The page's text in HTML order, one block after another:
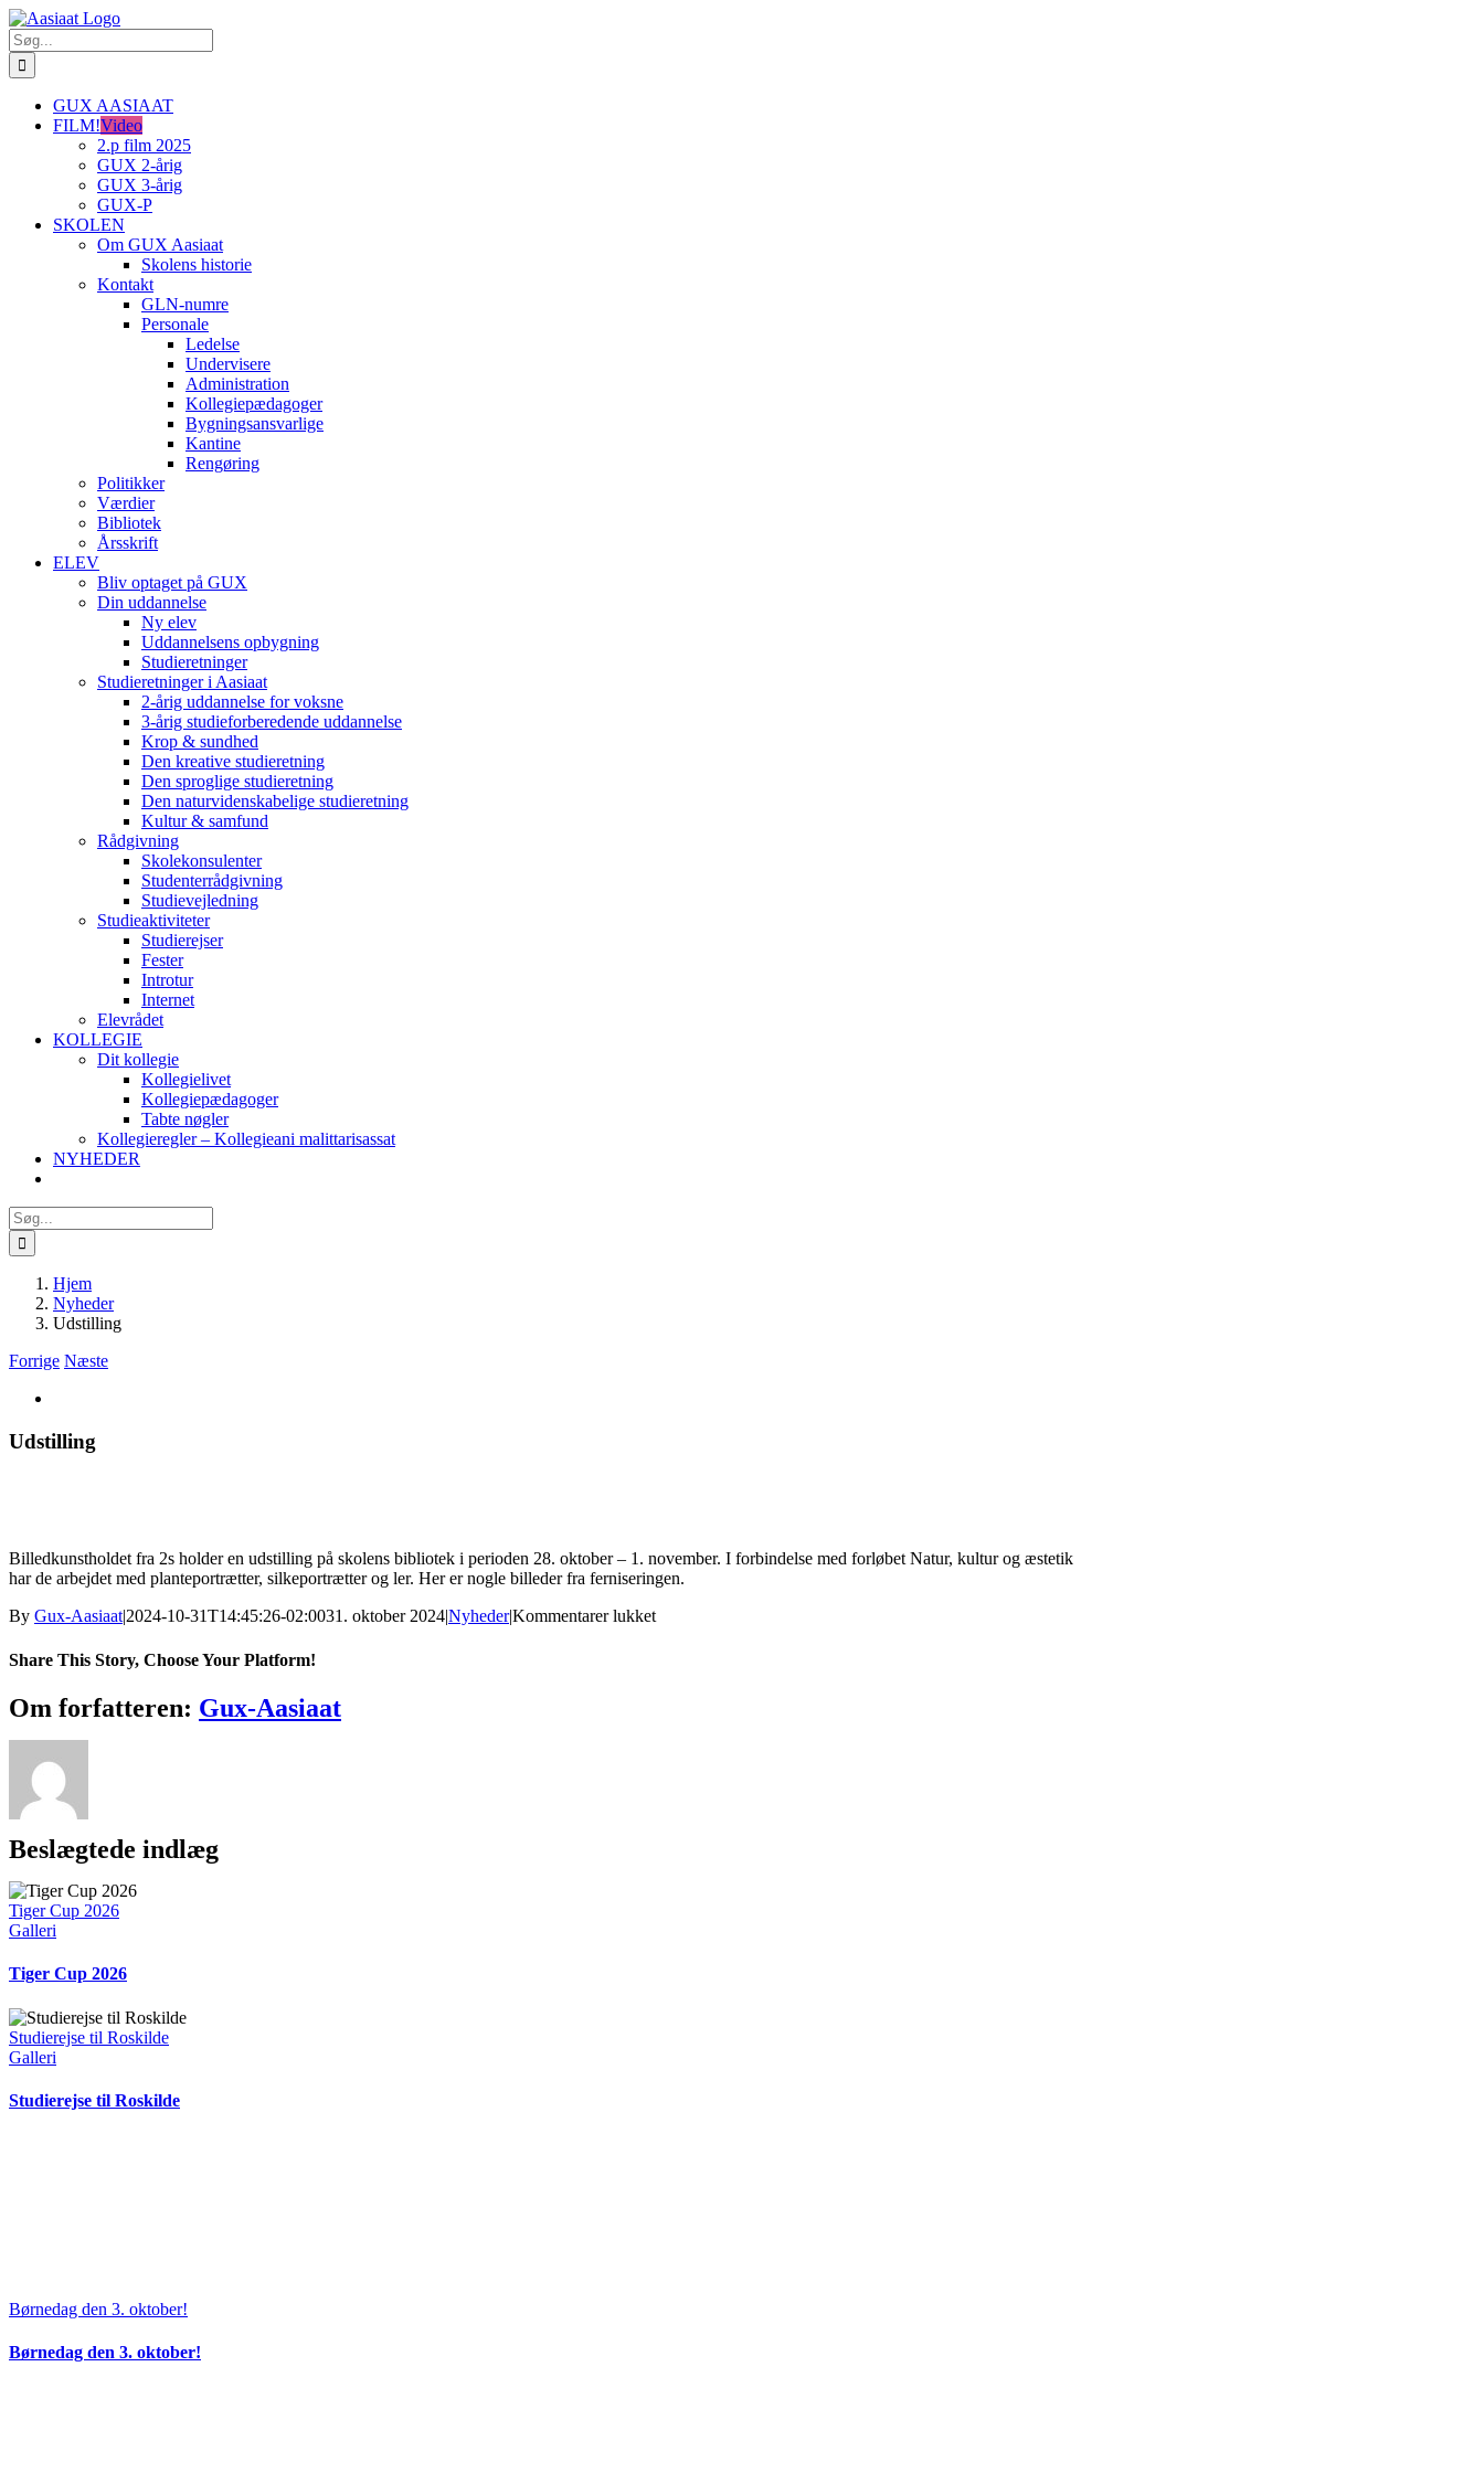
Skip
to
content
Søg
efter:
GUX AASIAAT
FILM!Video
2.p film 2025
GUX 2-årig
GUX 3-årig
GUX-P
SKOLEN
Om GUX Aasiaat
Skolens historie
Kontakt
GLN-numre
Personale
Ledelse
Undervisere
Administration
Kollegiepædagoger
Bygningsansvarlige
Kantine
Rengøring
Politikker
Værdier
Bibliotek
Årsskrift
ELEV
Bliv optaget på GUX
Din uddannelse
Ny elev
Uddannelsens opbygning
Studieretninger
Studieretninger i Aasiaat
2-årig uddannelse for voksne
3-årig studieforberedende uddannelse
Krop & sundhed
Den kreative studieretning
Den sproglige studieretning
Den naturvidenskabelige studieretning
Kultur & samfund
Rådgivning
Skolekonsulenter
Studenterrådgivning
Studievejledning
Studieaktiviteter
Studierejser
Fester
Introtur
Internet
Elevrådet
KOLLEGIE
Dit kollegie
Kollegielivet
Kollegiepædagoger
Tabte nøgler
Kollegieregler – Kollegieani malittarisassat
NYHEDER
Søg
efter:
Hjem
Nyheder
Udstilling
Forrige Næste
billede
Udstilling
Billedkunstholdet fra 2s holder en udstilling på skolens bibliotek i perioden 28. oktober – 1. november. I forbindelse med forløbet Natur, kultur og æstetik
har de arbejdet med planteportrætter, silkeportrætter og ler. Her er nogle billeder fra ferniseringen.
By Gux-Aasiaat|2024-10-31T14:45:26-02:0031. oktober 2024|Nyheder|Kommentarer lukkettil
Share This Story, Choose Your Platform!
Facebook
X
Reddit
LinkedIn
WhatsApp
Tumblr
Pinterest
Vk
Xing
E-
mail
Om forfatteren: Gux-Aasiaat
Beslægtede indlæg
Tiger Cup 2026
Galleri
Tiger Cup 2026
Studierejse til Roskilde
Galleri
Studierejse til Roskilde
Børnedag den 3. oktober!
Børnedag den 3. oktober!